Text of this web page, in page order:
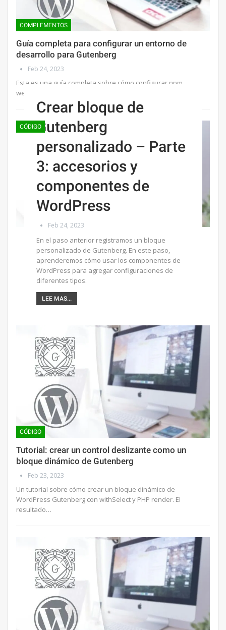
COMPLEMENTOS
Guía completa para configurar un entorno de
desarrollo para Gutenberg
Feb 24, 2023
Esta es una guía completa sobre cómo configurar npm,
webpack y babel para escribir código para Gutenberg con…
CÓDIGO
Crear bloque de
Gutenberg
personalizado – Parte
3: accesorios y
componentes de
WordPress
Feb 24, 2023
En el paso anterior registramos un bloque
personalizado de Gutenberg. En este paso,
aprenderemos cómo usar los componentes de
WordPress para agregar configuraciones de
diferentes tipos.
LEE MAS...
CÓDIGO
Tutorial: crear un control deslizante como un
bloque dinámico de Gutenberg
Feb 23, 2023
Un tutorial sobre cómo crear un bloque dinámico de
WordPress Gutenberg con withSelect y PHP render. El
resultado…